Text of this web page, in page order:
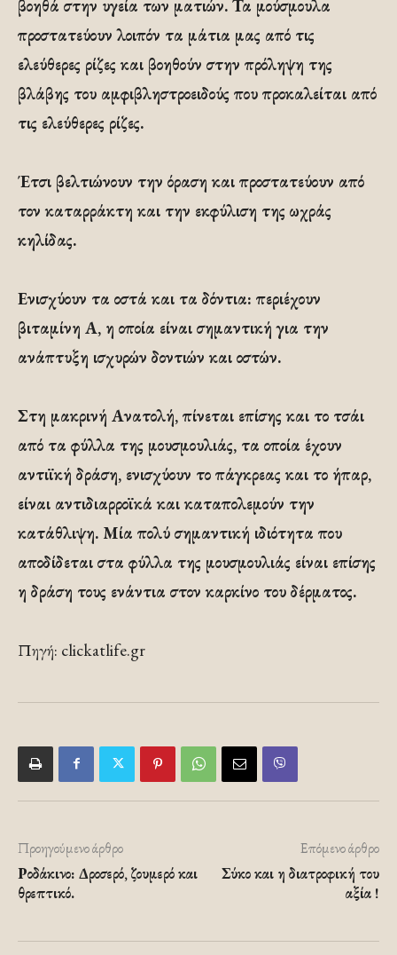
βοηθά στην υγεία των ματιών. Τα μούσμουλα
προστατεύουν λοιπόν τα μάτια μας από τις
ελεύθερες ρίζες και βοηθούν στην πρόληψη της
βλάβης του αμφιβληστροειδούς που προκαλείται από
τις ελεύθερες ρίζες.
Έτσι βελτιώνουν την όραση και προστατεύουν από
τον καταρράκτη και την εκφύλιση της ωχράς
κηλίδας.
Ενισχύουν τα οστά και τα δόντια: περιέχουν
βιταμίνη Α, η οποία είναι σημαντική για την
ανάπτυξη ισχυρών δοντιών και οστών.
Στη μακρινή Ανατολή, πίνεται επίσης και το τσάι
από τα φύλλα της μουσμουλιάς, τα οποία έχουν
αντιϊκή δράση, ενισχύουν το πάγκρεας και το ήπαρ,
είναι αντιδιαρροϊκά και καταπολεμούν την
κατάθλιψη. Μία πολύ σημαντική ιδιότητα που
αποδίδεται στα φύλλα της μουσμουλιάς είναι επίσης
η δράση τους ενάντια στον καρκίνο του δέρματος.
Πηγή: clickatlife.gr
Προηγούμενο άρθρο
Ροδάκινο: Δροσερό, ζουμερό και
θρεπτικό.
Επόμενο άρθρο
Σύκο και η διατροφική του
αξία !